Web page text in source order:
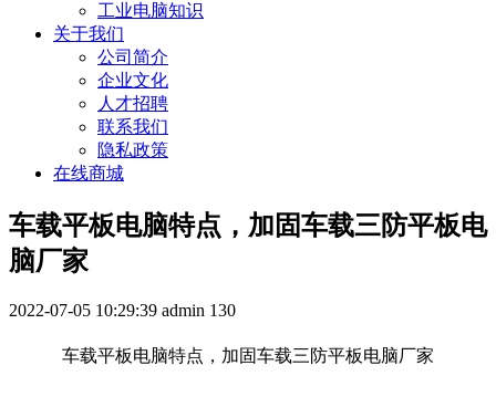
工业电脑知识
关于我们
公司简介
企业文化
人才招聘
联系我们
隐私政策
在线商城
车载平板电脑特点，加固车载三防平板电
脑厂家
2022-07-05 10:29:39 admin 130
车载平板电脑特点，加固车载三防平板电脑厂家